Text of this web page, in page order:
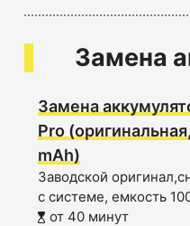
Замена
Замена
Pro
mAh)
Заводской
с системе, емкость
от 40 минут